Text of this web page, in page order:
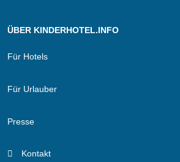
ÜBER KINDERHOTEL.INFO
Für Hotels
Für Urlauber
Presse
Kontakt